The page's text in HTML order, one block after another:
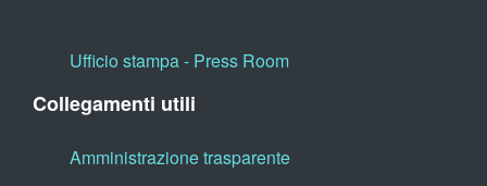
Ufficio stampa - Press Room
Collegamenti utili
Amministrazione trasparente